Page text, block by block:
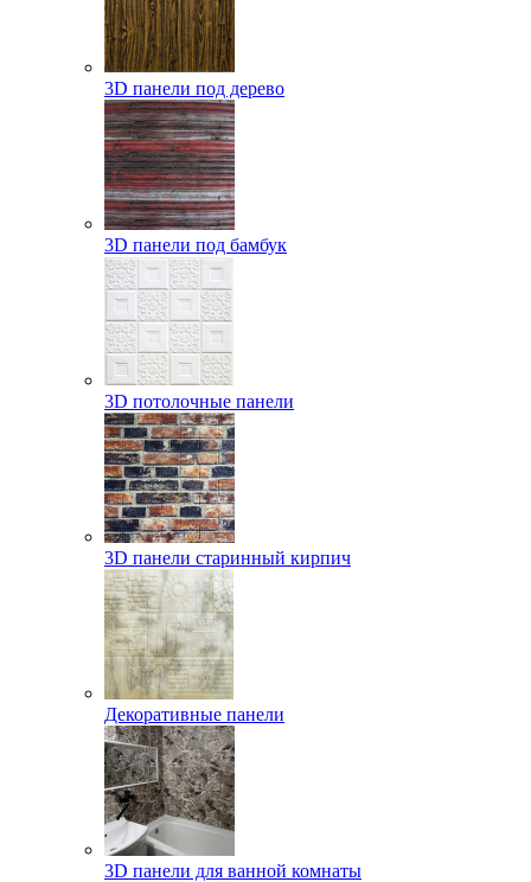
3D панели под дерево
3D панели под бамбук
3D потолочные панели
3D панели старинный кирпич
Декоративные панели
3D панели для ванной комнаты